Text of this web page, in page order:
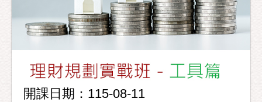
開課日期：115-08-11